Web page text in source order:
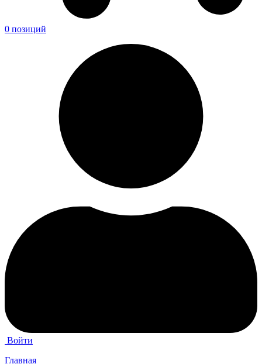
0 позиций
Войти
Главная